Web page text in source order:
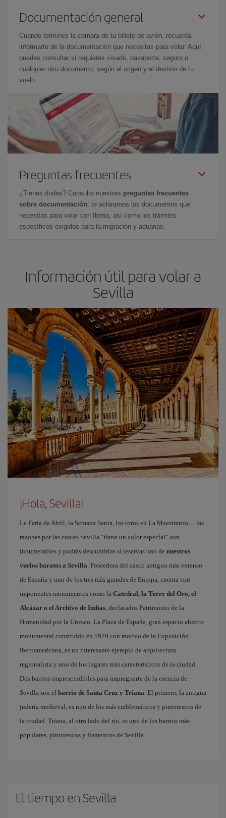
Documentación general
Cuando termines la compra de tu billete de avión, recuerda
informarte de la documentación que necesitas para volar. Aquí
puedes consultar si requieres visado, pasaporte, seguro o
cualquier otro documento, según el origen y el destino de tu
vuelo.
Preguntas frecuentes
¿Tienes dudas? Consulta nuestras preguntas frecuentes
sobre documentación: te aclaramos los documentos que
necesitas para volar con Iberia, así como los trámites
específicos exigidos para la migración y aduanas.
Información útil para volar a
Sevilla
¡Hola, Sevilla!
La Feria de Abril, la Semana Santa, los toros en La Maestranza… las
razones por las cuales Sevilla “tiene un color especial” son
innumerables y podrás descubrirlas si reservas uno de nuestros
vuelos baratos a Sevilla. Poseedora del casco antiguo más extenso
de España y uno de los tres más grandes de Europa, cuenta con
imponentes monumentos como la Catedral, la Torre del Oro, el
Alcázar o el Archivo de Indias, declarados Patrimonio de la
Humanidad por la Unesco. La Plaza de España, gran espacio abierto
monumental construido en 1929 con motivo de la Exposición
iberoamericana, es un interesante ejemplo de arquitectura
regionalista y uno de los lugares más característicos de la ciudad.
Dos barrios imprescindibles para impregnarte de la esencia de
Sevilla son el barrio de Santa Cruz y Triana. El primero, la antigua
judería medieval, es uno de los más emblemáticos y pintorescos de
la ciudad. Triana, al otro lado del río, es uno de los barrios más
populares, pintorescos y flamencos de Sevilla.
El tiempo en Sevilla